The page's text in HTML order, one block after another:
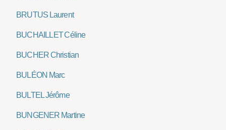
BRUTUS Laurent
BUCHAILLET Céline
BUCHER Christian
BULÉON Marc
BULTEL Jérôme
BUNGENER Martine